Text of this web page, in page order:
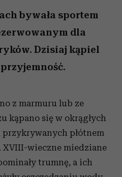
bywała sportem
dla
Dzisiaj kąpiel
z marmuru lub ze
kąpano się w okrągłych
płótnem
XVIII-wieczne miedziane
trumnę, a ich